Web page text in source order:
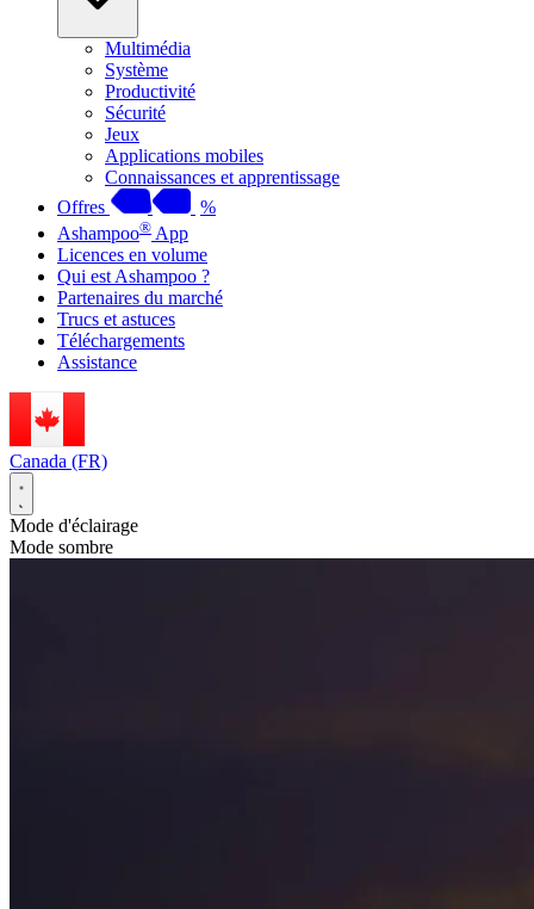
Multimédia
Système
Productivité
Sécurité
Jeux
Applications mobiles
Connaissances et apprentissage
Offres
%
Ashampoo® App
Licences en volume
Qui est Ashampoo ?
Partenaires du marché
Trucs et astuces
Téléchargements
Assistance
Canada (FR)
Mode d'éclairage
Mode sombre